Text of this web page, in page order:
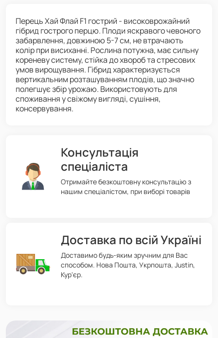
Перець Хай Флай F1 гострий - високоврожайний
гібрид гострого перцю. Плоди яскравого чевоного
забарвлення, довжиною 5-7 см, не втрачають
колір при висиханні. Рослина потужна, має сильну
кореневу систему, стійка до хвороб та стресових
умов вирощування. Гібрид характеризується
вертикальним розташуванням плодів, що значно
полегшує збір урожаю. Використовують для
споживання у свіжому вигляді, сушіння,
консервування.
Консультація
спеціаліста
Отримайте безкоштовну консультацію з
нашим спеціалістом, при виборі товарів
Доставка по всій Україні
Доставимо будь-яким зручним для Вас
способом. Нова Пошта, Укрпошта, Justin,
Кур'єр.